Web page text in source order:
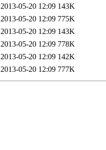
2013-05-20 12:09 143K
2013-05-20 12:09 775K
2013-05-20 12:09 143K
2013-05-20 12:09 778K
2013-05-20 12:09 142K
2013-05-20 12:09 777K